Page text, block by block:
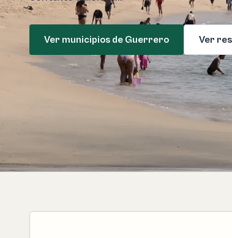
Ver municipios de Guerrero Ver